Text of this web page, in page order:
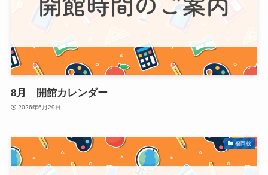
8月 開館カレンダー
2026年6月29日
福岡校